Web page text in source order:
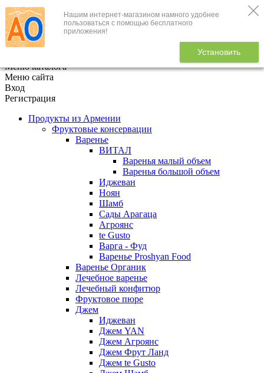
Нашим интернет-магазином намного удобнее
пользоваться с помощью бесплатного
приложения!
Установить
+7 (495) 646-888-1
В корзине
Меню каталога
Меню сайта
Вход
Регистрация
Продукты из Армении
Фруктовые консервации
Варенье
ВИТАЛ
Варенья малый объем
Варенья большой объем
Иджеван
Ноян
Шамб
Сады Арагаца
Агроянс
te Gusto
Варга - Фуд
Варенье Proshyan Food
Варенье Органик
Лечебное варенье
Лечебный конфитюр
Фруктовое пюре
Джем
Иджеван
Джем YAN
Джем Агроянс
Джем Фрут Ланд
Джем te Gusto